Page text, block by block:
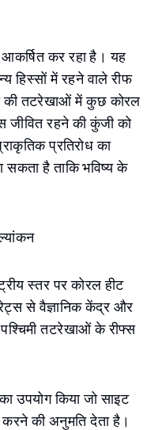
आकर्षित कर रहा है। यह
हिस्सों में रहने वाले रीफ
की तटरेखाओं में कुछ कोरल
जीवित रहने की कुंजी को
प्रतिरोध का
है ताकि भविष्य के
स्तर पर कोरल हीट
से वैज्ञानिक केंद्र और
पश्चिमी तटरेखाओं के रीफ्स
उपयोग किया जो साइट
की अनुमति देता है।